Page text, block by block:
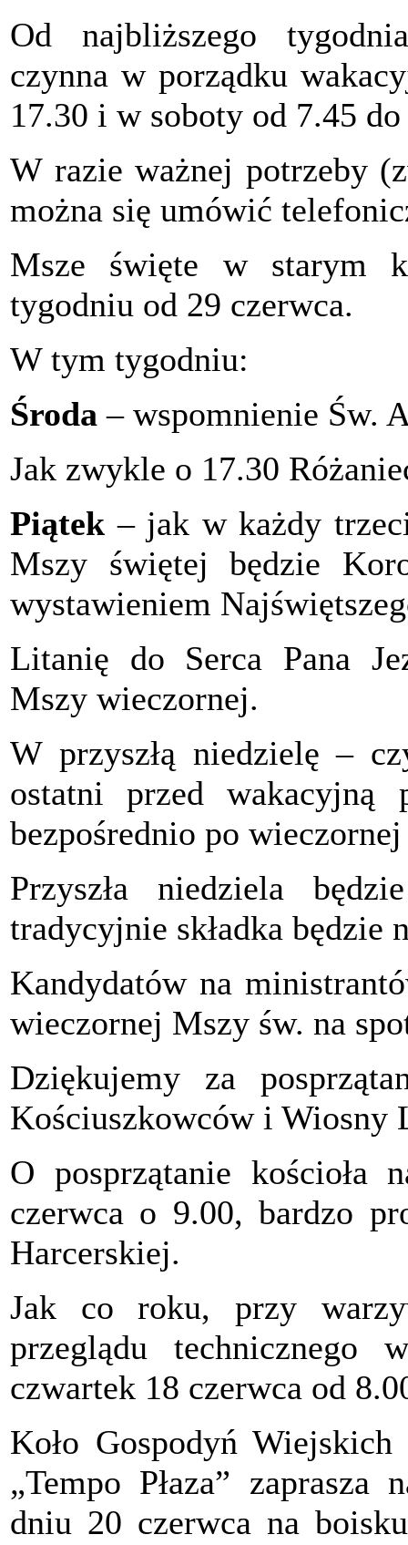
Od najbliższego
czynna w porządku
17.30 i w soboty od 7.45
W razie ważnej potrzeby
można się umówić
Msze święte w starym
tygodniu od 29 czerwca.
W tym tygodniu:
Środa – wspomnienie Św.
Jak zwykle o 17.30
Piątek – jak w każdy
Mszy świętej będzie
wystawieniem
Litanię do Serca Pana
Mszy wieczornej.
W przyszłą niedzielę –
ostatni przed wakacyjną
bezpośrednio po
Przyszła niedziela
tradycyjnie składka będzie
Kandydatów na
wieczornej Mszy św. na
Dziękujemy za
Kościuszkowców i Wiosny
O posprzątanie kościoła
czerwca o 9.00, bardzo
Harcerskiej.
Jak co roku, przy
przeglądu technicznego
czwartek 18 czerwca od
Koło Gospodyń
„Tempo Płaza”
dniu 20 czerwca na